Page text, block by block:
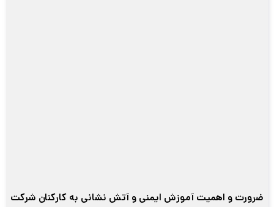
ضرورت و اهمیت آموزش ایمنی و آتش نشانی به کارکنان شرکت